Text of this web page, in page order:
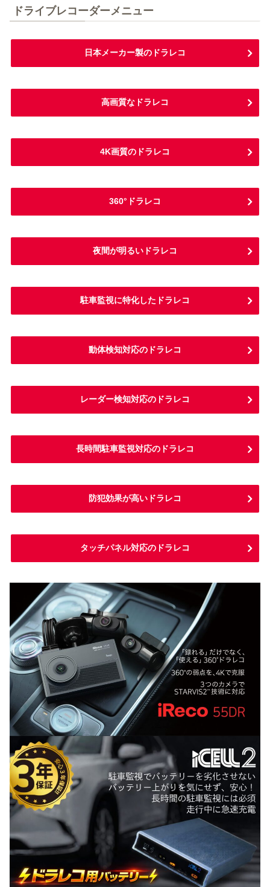
ドライブレコーダーメニュー
日本メーカー製のドラレコ
高画質なドラレコ
4K画質のドラレコ
360°ドラレコ
夜間が明るいドラレコ
駐車監視に特化したドラレコ
動体検知対応のドラレコ
レーダー検知対応のドラレコ
長時間駐車監視対応のドラレコ
防犯効果が高いドラレコ
タッチパネル対応のドラレコ